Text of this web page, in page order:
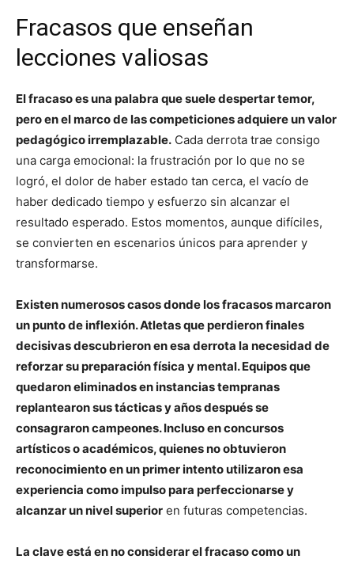
Fracasos que enseñan
lecciones valiosas
El fracaso es una palabra que suele despertar temor,
pero en el marco de las competiciones adquiere un valor
pedagógico irremplazable. Cada derrota trae consigo
una carga emocional: la frustración por lo que no se
logró, el dolor de haber estado tan cerca, el vacío de
haber dedicado tiempo y esfuerzo sin alcanzar el
resultado esperado. Estos momentos, aunque difíciles,
se convierten en escenarios únicos para aprender y
transformarse.
Existen numerosos casos donde los fracasos marcaron
un punto de inflexión. Atletas que perdieron finales
decisivas descubrieron en esa derrota la necesidad de
reforzar su preparación física y mental. Equipos que
quedaron eliminados en instancias tempranas
replantearon sus tácticas y años después se
consagraron campeones. Incluso en concursos
artísticos o académicos, quienes no obtuvieron
reconocimiento en un primer intento utilizaron esa
experiencia como impulso para perfeccionarse y
alcanzar un nivel superior en futuras competencias.
La clave está en no considerar el fracaso como un